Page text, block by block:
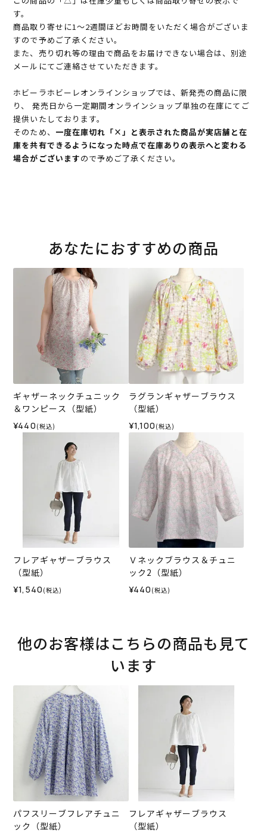
す。
商品取り寄せに1～2週間ほどお時間をいただく場合がございま
すので予めご了承ください。
また、売り切れ等の理由で商品をお届けできない場合は、別途
メールにてご連絡させていただきます。
ホビーラホビーレオンラインショップでは、新発売の商品に限
り、 発売日から一定期間オンラインショップ単独の在庫にてご
提供いたしております。
そのため、 一度在庫切れ「×」と表示された商品が実店舗と在
庫を共有できるようになった時点で在庫ありの表示へと変わる
場合がございますので予めご了承ください。
あなたにおすすめの商品
ギャザーネックチュニック
＆ワンピース（型紙）
¥440 (税込)
ラグランギャザーブラウス
（型紙）
¥1,100 (税込)
フレアギャザーブラウス
（型紙）
¥1,540 (税込)
Ｖネックブラウス＆チュニ
ック2（型紙）
¥440 (税込)
他のお客様はこちらの商品も見て
います
パフスリーブフレアチュニ
ック（型紙）
フレアギャザーブラウス
（型紙）